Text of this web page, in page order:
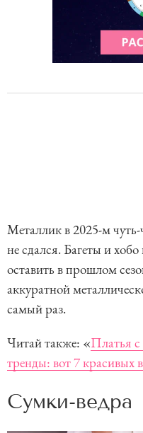
Металлик в 2025-м
не сдался. Багеты и
оставить в прошлом
аккуратной
самый раз.
Читай также: «Платья
тренды: вот 7 красивых
Сумки-ведра